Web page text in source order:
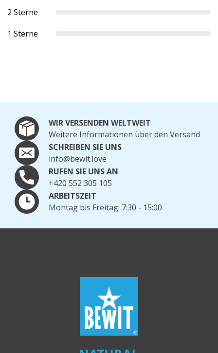
2 Sterne
1 Sterne
WIR VERSENDEN WELTWEIT
Weitere Informationen über den Versand
SCHREIBEN SIE UNS
info@bewit.love
RUFEN SIE UNS AN
+420 552 305 105
ARBEITSZEIT
Montag bis Freitag: 7:30 - 15:00